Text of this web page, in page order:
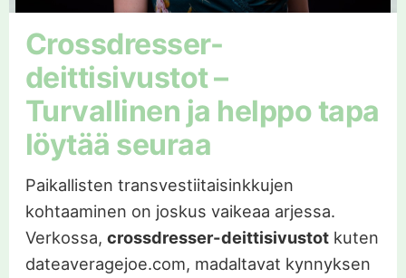
Crossdresser-
deittisivustot –
Turvallinen ja helppo tapa
löytää seuraa
Paikallisten transvestiitaisinkkujen
kohtaaminen on joskus vaikeaa arjessa.
Verkossa, crossdresser-deittisivustotkuten
dateaveragejoe.com, madaltavat kynnyksen